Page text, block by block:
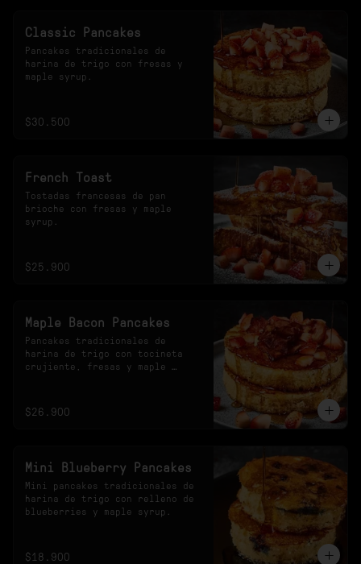
Classic Pancakes
Pancakes tradicionales de
harina de trigo con fresas y
maple syrup.
$30.500
French Toast
Tostadas francesas de pan
brioche con fresas y maple
syrup.
$25.900
Maple Bacon Pancakes
Pancakes tradicionales de
harina de trigo con tocineta
crujiente, fresas y maple
$26.900
Mini Blueberry Pancakes
Mini pancakes tradicionales de
harina de trigo con relleno de
blueberries y maple syrup.
$18.900